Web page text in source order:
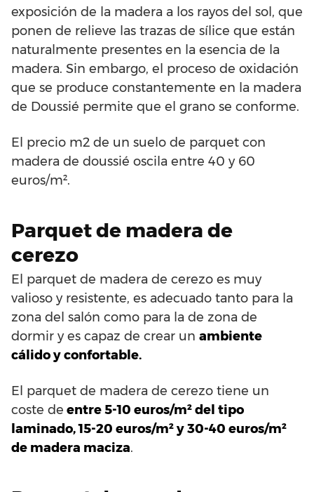
exposición de la madera a los rayos del sol, que
ponen de relieve las trazas de sílice que están
naturalmente presentes en la esencia de la
madera. Sin embargo, el proceso de oxidación
que se produce constantemente en la madera
de Doussié permite que el grano se conforme.
El precio m2 de un suelo de parquet con
madera de doussié oscila entre 40 y 60
euros/m².
Parquet de madera de
cerezo
El parquet de madera de cerezo es muy
valioso y resistente, es adecuado tanto para la
zona del salón como para la de zona de
dormir y es capaz de crear un ambiente
cálido y confortable.
El parquet de madera de cerezo tiene un
coste de entre 5-10 euros/m² del tipo
laminado, 15-20 euros/m² y 30-40 euros/m²
de madera maciza.